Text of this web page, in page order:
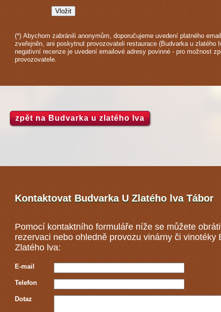
(*) Abychom zabránili anonymům, doporučujeme uvedení platného
zveřejněn, ani poskytnut provozovateli restaurace (Budvarka u zlatého
negativní recenze je uvedení emailové adresy povinné - pro možnost
provozovatele.
zpět na Budvarka u zlatého lva
Kontaktovat Budvarka U Zlatého lva Tábor
Pomocí kontaktního formuláře níže se můžete
rezervaci nebo ohledně provozu vinárny či vinotéky
Zlatého lva:
E-mail
Telefon
Dotaz